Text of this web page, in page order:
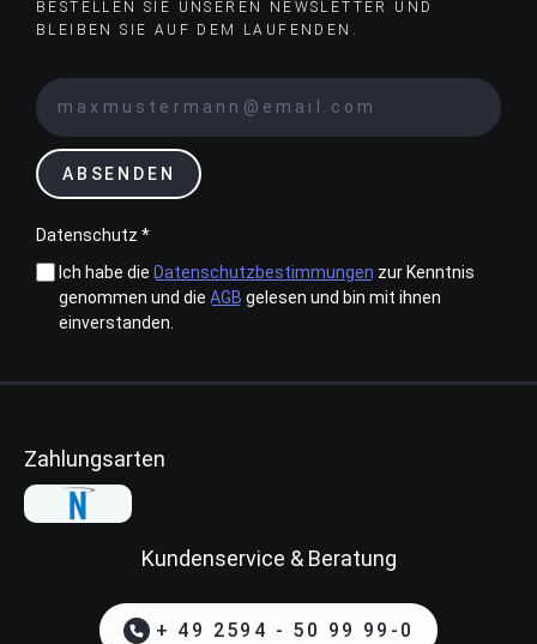
BESTELLEN SIE UNSEREN NEWSLETTER UND
BLEIBEN SIE AUF DEM LAUFENDEN.
ABSENDEN
Datenschutz *
Ich habe die Datenschutzbestimmungen zur Kenntnis
genommen und die AGB gelesen und bin mit ihnen
einverstanden.
Zahlungsarten
Kundenservice & Beratung
+ 49 2594 - 50 99 99-0